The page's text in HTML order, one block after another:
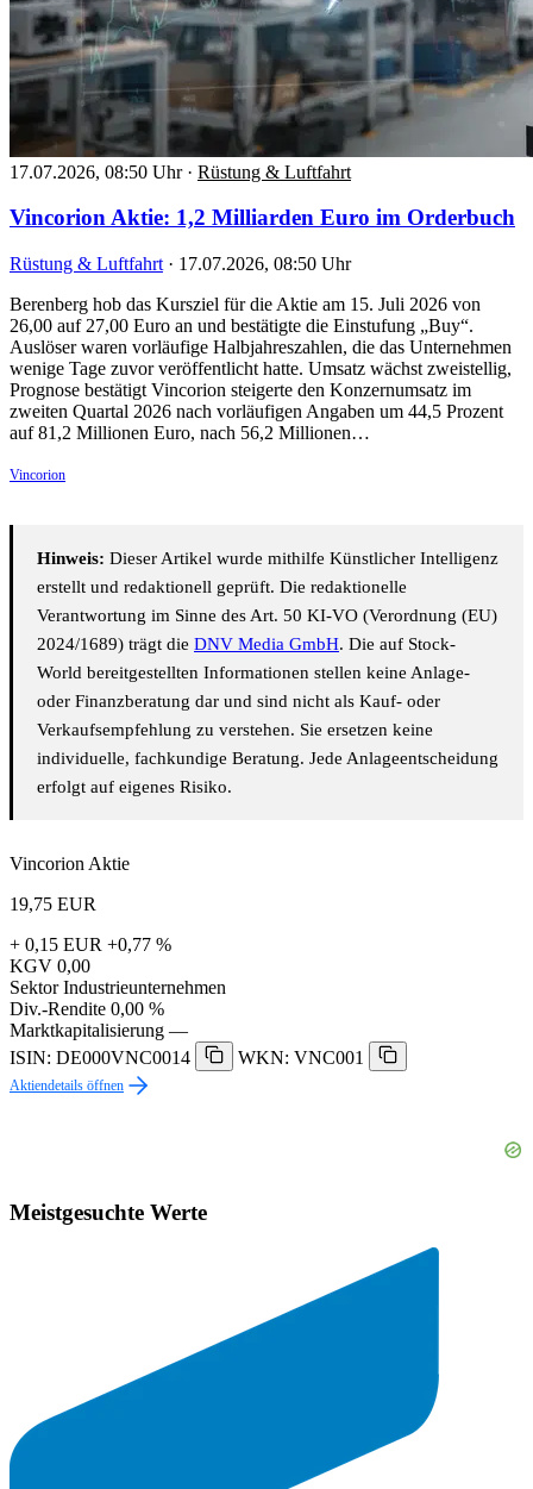
17.07.2026, 08:50 Uhr · Rüstung & Luftfahrt
Vincorion Aktie: 1,2 Milliarden Euro im Orderbuch
Rüstung & Luftfahrt · 17.07.2026, 08:50 Uhr
Berenberg hob das Kursziel für die Aktie am 15. Juli 2026 von
26,00 auf 27,00 Euro an und bestätigte die Einstufung „Buy“.
Auslöser waren vorläufige Halbjahreszahlen, die das Unternehmen
wenige Tage zuvor veröffentlicht hatte. Umsatz wächst zweistellig,
Prognose bestätigt Vincorion steigerte den Konzernumsatz im
zweiten Quartal 2026 nach vorläufigen Angaben um 44,5 Prozent
auf 81,2 Millionen Euro, nach 56,2 Millionen…
Vincorion
Hinweis: Dieser Artikel wurde mithilfe Künstlicher Intelligenz
erstellt und redaktionell geprüft. Die redaktionelle
Verantwortung im Sinne des Art. 50 KI-VO (Verordnung (EU)
2024/1689) trägt die DNV Media GmbH. Die auf Stock-
World bereitgestellten Informationen stellen keine Anlage-
oder Finanzberatung dar und sind nicht als Kauf- oder
Verkaufsempfehlung zu verstehen. Sie ersetzen keine
individuelle, fachkundige Beratung. Jede Anlageentscheidung
erfolgt auf eigenes Risiko.
Vincorion Aktie
19,75 EUR
+ 0,15 EUR +0,77 %
KGV 0,00
Sektor Industrieunternehmen
Div.-Rendite 0,00 %
Marktkapitalisierung —
ISIN: DE000VNC0014
WKN: VNC001
Aktiendetails öffnen
Meistgesuchte Werte